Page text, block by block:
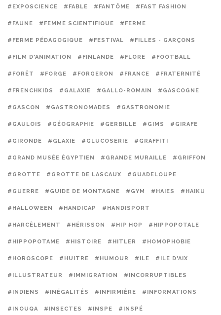
#EXPOSCIENCE #FABLE #FANTÔME #FAST FASHION
#FAUNE #FEMME SCIENTIFIQUE #FERME
#FERME PÉDAGOGIQUE #FESTIVAL #FILLES - GARÇONS
#FILM D'ANIMATION #FINLANDE #FLORE #FOOTBALL
#FORÊT #FORGE #FORGERON #FRANCE #FRATERNITÉ
#FRENCHKIDS #GALAXIE #GALLO-ROMAIN #GASCOGNE
#GASCON #GASTRONOMADES #GASTRONOMIE
#GAULOIS #GÉOGRAPHIE #GERBILLE #GIMS #GIRAFE
#GIRONDE #GLAXIE #GLUCOSERIE #GRAFFITI
#GRAND MUSÉE ÉGYPTIEN #GRANDE MURAILLE #GRIFFON
#GROTTE #GROTTE DE LASCAUX #GUADELOUPE
#GUERRE #GUIDE DE MONTAGNE #GYM #HAIES #HAIKU
#HALLOWEEN #HANDICAP #HANDISPORT
#HARCÈLEMENT #HÉRISSON #HIP HOP #HIPPOPOTALE
#HIPPOPOTAME #HISTOIRE #HITLER #HOMOPHOBIE
#HOROSCOPE #HUITRE #HUMOUR #ILE #ILE D'AIX
#ILLUSTRATEUR #IMMIGRATION #INCORRUPTIBLES
#INDIENS #INÉGALITÉS #INFIRMIÈRE #INFORMATIONS
#INOUQA #INSECTES #INSPE #INSPÉ